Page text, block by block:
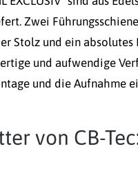
Zwei
Stolz und ein
und aufwendige
und die Aufnahme
von CB-